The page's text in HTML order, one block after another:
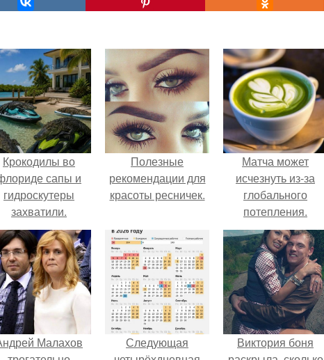
Крокодилы во
сапы и
гидроскутеры
захватили.
Полезные
рекомендации для
красоты ресничек.
Матча может
исчезнуть из-за
глобального
потепления.
Малахов
Следующая
Виктория боня